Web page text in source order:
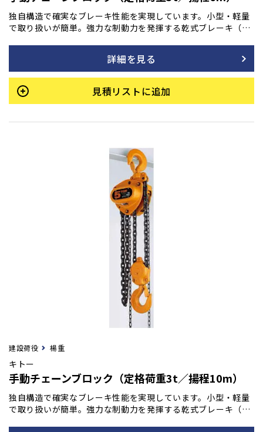
独自構造で確実なブレーキ性能を実現しています。小型・軽量
で取り扱いが簡単。強力な制動力を発揮する乾式ブレーキ（ノ
でも優れた耐久性を持ち、巻き下げ時の手動操作も常に軽く、
スムーズな動きを維持します。
詳細を見る
見積リストに追加
建設荷役 楊重
キトー
手動チェーンブロック（定格荷重3t／揚程10m）
独自構造で確実なブレーキ性能を実現しています。小型・軽量
で取り扱いが簡単。強力な制動力を発揮する乾式ブレーキ（ノ